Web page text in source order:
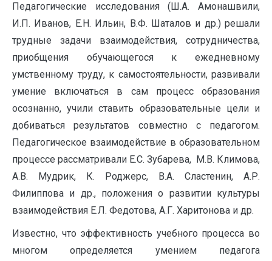
Педагогические исследования (Ш.А. Амонашвили,
И.П. Иванов, Е.Н. Ильин, В.Ф. Шаталов и др.) решали
трудные задачи взаимодействия, сотрудничества,
приобщения обучающегося к ежедневному
умственному труду, к самостоятельности, развивали
умение включаться в сам процесс образования
осознанно, учили ставить образовательные цели и
добиваться результатов совместно с педагогом.
Педагогическое взаимодействие в образовательном
процессе рассматривали Е.С. Зубарева, М.В. Климова,
А.В. Мудрик, К. Роджерс, В.А. Сластенин, А.Р.
Филиппова и др., положения о развитии культуры
взаимодействия Е.Л. Федотова, А.Г. Харитонова и др.
Известно, что эффективность учебного процесса во
многом определяется умением педагога